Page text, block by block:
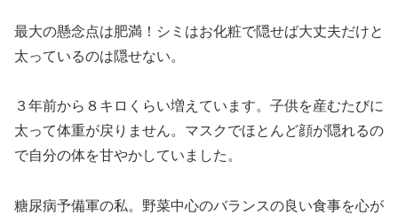
最大の懸念点は肥満！シミはお化粧で隠せば大丈夫だけと
太っているのは隠せない。
３年前から８キロくらい増えています。子供を産むたびに
太って体重が戻りません。マスクでほとんど顔が隠れるの
で自分の体を甘やかしていました。
糖尿病予備軍の私。野菜中心のバランスの良い食事を心が